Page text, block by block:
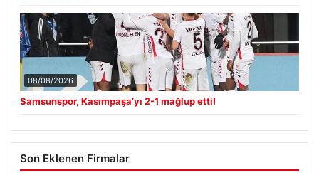
08/08/2026
Samsunspor, Kasımpaşa’yı 2-1 mağlup etti!
Son Eklenen Firmalar